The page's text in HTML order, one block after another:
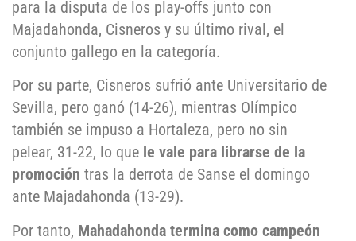
para la disputa de los play-offs junto con
Majadahonda, Cisneros y su último rival, el
conjunto gallego en la categoría.
Por su parte, Cisneros sufrió ante Universitario de
Sevilla, pero ganó (14-26), mientras Olímpico
también se impuso a Hortaleza, pero no sin
pelear, 31-22, lo que le vale para librarse de la
promoción tras la derrota de Sanse el domingo
ante Majadahonda (13-29).
Por tanto, Mahadahonda termina como campeón